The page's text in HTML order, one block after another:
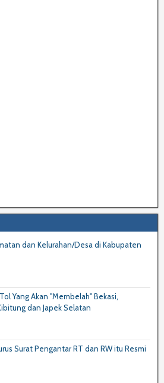
dan Kelurahan/Desa di Kabupaten
Yang Akan "Membelah" Bekasi,
dan Japek Selatan
Surat Pengantar RT dan RW itu Resmi